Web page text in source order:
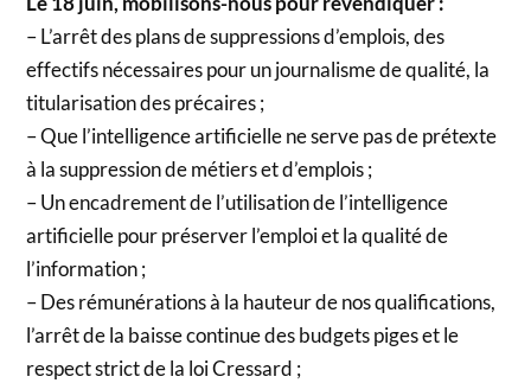
– L’arrêt des plans de suppressions d’emplois, des
effectifs nécessaires pour un journalisme de qualité, la
titularisation des précaires ;
– Que l’intelligence artificielle ne serve pas de prétexte
à la suppression de métiers et d’emplois ;
– Un encadrement de l’utilisation de l’intelligence
artificielle pour préserver l’emploi et la qualité de
l’information ;
– Des rémunérations à la hauteur de nos qualifications,
l’arrêt de la baisse continue des budgets piges et le
respect strict de la loi Cressard ;